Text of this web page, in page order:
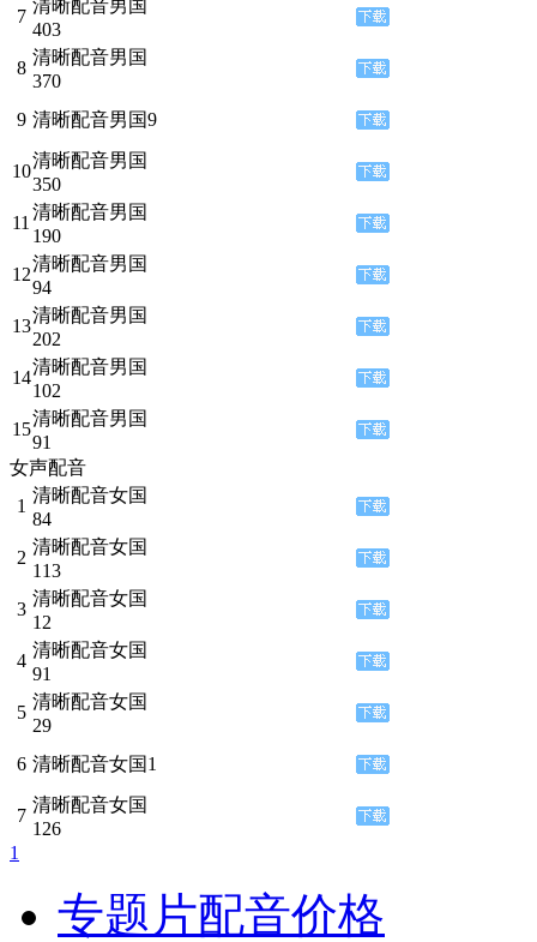
7
清晰配音男国
403
8
清晰配音男国
370
9 清晰配音男国9
10
清晰配音男国
350
11
清晰配音男国
190
12
清晰配音男国
94
13
清晰配音男国
202
14
清晰配音男国
102
15
清晰配音男国
91
女声配音
1
清晰配音女国
84
2
清晰配音女国
113
3
清晰配音女国
12
4
清晰配音女国
91
5
清晰配音女国
29
6 清晰配音女国1
7
清晰配音女国
126
1
专题片配音价格